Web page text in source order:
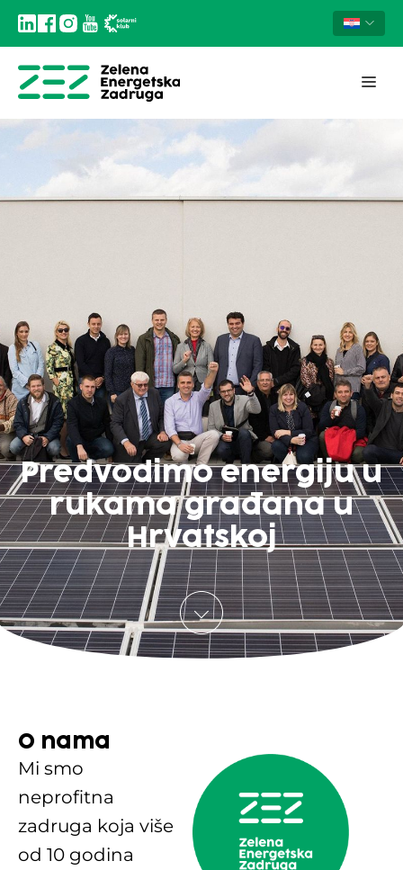
Predvodimo energiju u
rukama građana u
Hrvatskoj
O nama
Mi smo
neprofitna
zadruga koja više
od 10 godina